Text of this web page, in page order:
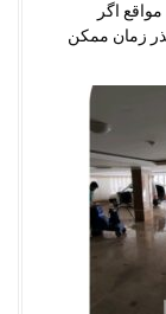
اگر
زمان ممکن